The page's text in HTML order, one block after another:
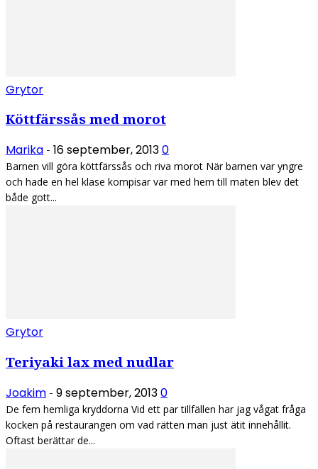
Grytor
Köttfärssås med morot
Marika - 16 september, 20130
Barnen vill göra köttfärssås och riva morot När barnen var yngre
och hade en hel klase kompisar var med hem till maten blev det
både gott...
Grytor
Teriyaki lax med nudlar
Joakim - 9 september, 20130
De fem hemliga kryddorna Vid ett par tillfällen har jag vågat fråga
kocken på restaurangen om vad rätten man just ätit innehållit.
Oftast berättar de...